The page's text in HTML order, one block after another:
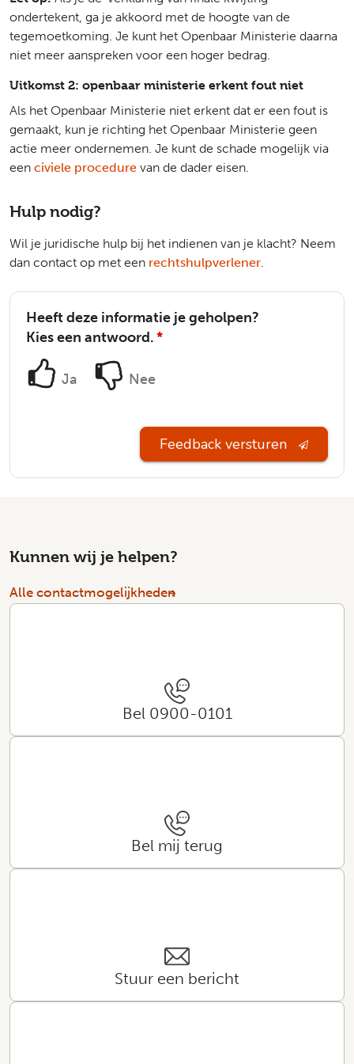
ondertekent, ga je akkoord met de hoogte van de
tegemoetkoming. Je kunt het Openbaar Ministerie daarna
niet meer aanspreken voor een hoger bedrag.
Uitkomst 2: openbaar ministerie erkent fout niet
Als het Openbaar Ministerie niet erkent dat er een fout is
gemaakt, kun je richting het Openbaar Ministerie geen
actie meer ondernemen. Je kunt de schade mogelijk via
een civiele procedure van de dader eisen.
Hulp nodig?
Wil je juridische hulp bij het indienen van je klacht? Neem
dan contact op met een rechtshulpverlener.
Heeft deze informatie je geholpen?
Kies een antwoord.*
Ja Nee
Feedback versturen
Kunnen wij je helpen?
Alle contactmogelijkheden
Bel 0900-0101
Bel mij terug
Stuur een bericht